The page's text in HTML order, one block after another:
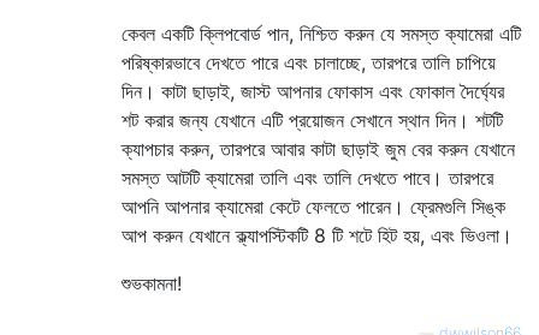
কেবল একটি ক্লিপবোর্ড পান, নিশ্চিত করুন যে সমস্ত ক্যামেরা এটি
পরিষ্কারভাবে দেখতে পারে এবং চালাচ্ছে, তারপরে তালি চাপিয়ে
দিন। কাটা ছাড়াই, জাস্ট আপনার ফোকাস এবং ফোকাল দৈর্ঘ্যের
শট করার জন্য যেখানে এটি প্রয়োজন সেখানে স্থান দিন। শটটি
ক্যাপচার করুন, তারপরে আবার কাটা ছাড়াই জুম বের করুন যেখানে
সমস্ত আটটি ক্যামেরা তালি এবং তালি দেখতে পাবে। তারপরে
আপনি আপনার ক্যামেরা কেটে ফেলতে পারেন। ফ্রেমগুলি সিঙ্ক
আপ করুন যেখানে ক্ল্যাপস্টিকটি 8 টি শটে হিট হয়, এবং ভিওলা।
শুভকামনা!